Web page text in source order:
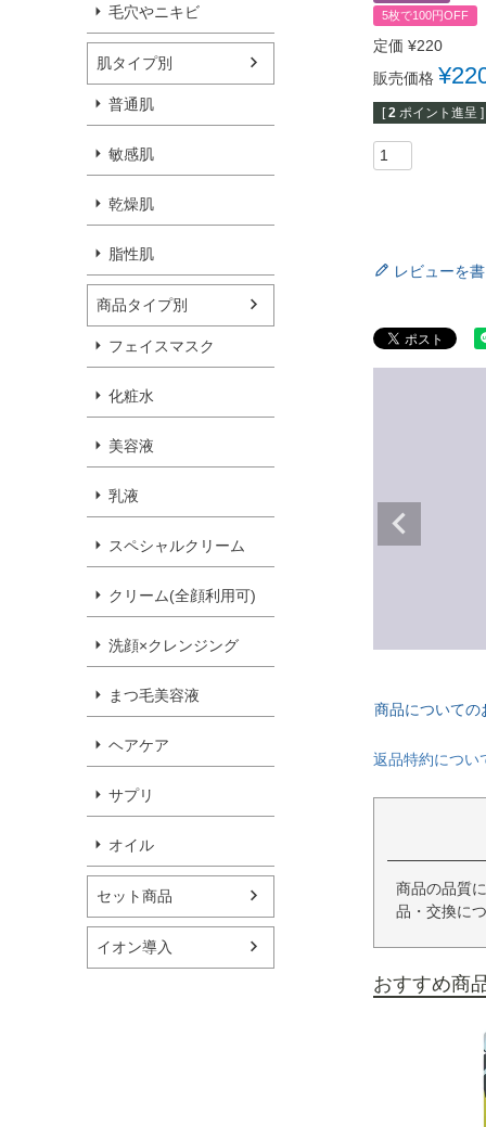
毛穴やニキビ
肌タイプ別
普通肌
敏感肌
乾燥肌
脂性肌
商品タイプ別
フェイスマスク
化粧水
美容液
乳液
スペシャルクリーム
クリーム(全顔利用可)
洗顔×クレンジング
まつ毛美容液
ヘアケア
サプリ
オイル
セット商品
イオン導入
5枚で100円OFF
定価 ¥220
販売価格 ¥
[ 2 ポイント進呈 ]
レビューを
商品についての
返品特約につい
商品の品質
品・交換に
おすすめ商